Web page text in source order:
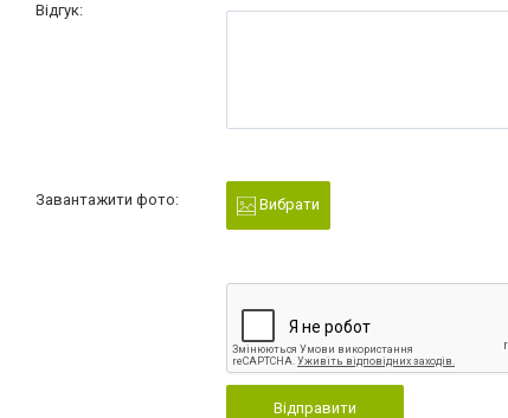
Відгук:
Завантажити фото: Вибрати
Відправити